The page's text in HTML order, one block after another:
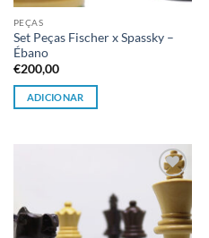
PEÇAS
Set Peças Fischer x Spassky –
Ébano
€200,00
ADICIONAR
Adicionar
à lista de
desejos